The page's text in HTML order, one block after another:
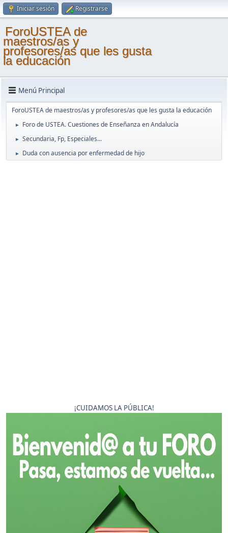
Iniciar sesión Registrarse
ForoUSTEA de
maestros/as y
profesores/as que les gusta
la educación
Menú Principal
ForoUSTEA de maestros/as y profesores/as que les gusta la educación
► Foro de USTEA. Cuestiones de Enseñanza en Andalucía
► Secundaria, Fp, Especiales...
► Duda con ausencia por enfermedad de hijo
¡CUIDAMOS LA PÚBLICA!